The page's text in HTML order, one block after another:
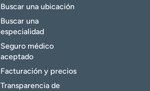
Buscar una ubicación
Buscar una
especialidad
Seguro médico
aceptado
Facturación y precios
Transparencia de